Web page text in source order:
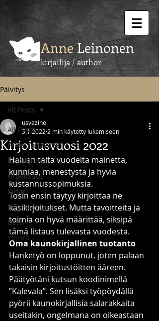
AnneLeinonen
kirjailija / author
Päivitys
All Posts
Anne-sarjakuva
Kirjailijuus
kirjallisuus
Kirjat
Kirjoittaminen
Usva
Yleistä
All Posts
Kirjoitusvuosi 2022
usvazine
5.1.2022 2 min käytetty lukemiseen
Haluan tältä vuodelta mainetta,
kunniaa, menestystä ja hyviä
kustannussopimuksia.
Tosin ensin täytyy kirjoittaa ne
käsikirjoitukset. Mutta tavoitteita ja
toimia on hyvä määrittää, siksipä
tämä listaus tulevasta vuodesta.
Oma kaunokirjallinen tuotanto
Hanketyö on loppunut, joten palaan
takaisin kirjoitustöitten ääreen.
Päätyötäni kutsun koodinimellä
”Kalevala”. Sen lisäksi työpöydällä
pyörii kaunokirjallisia salarakkaita
useitakin, ongelmana on oikeastaan